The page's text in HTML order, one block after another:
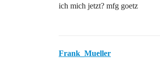
ich mich jetzt? mfg goetz
Frank_Mueller